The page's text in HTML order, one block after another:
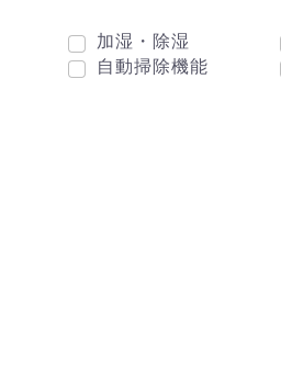
加湿・除湿
自動掃除機能